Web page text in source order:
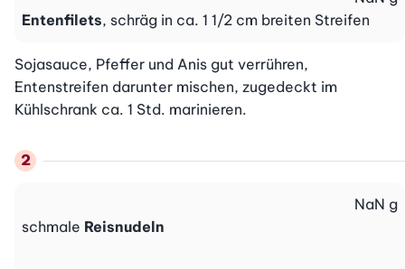
Entenfilets, schräg in ca. 1 1/2 cm breiten Streifen
Sojasauce, Pfeffer und Anis gut verrühren,
Entenstreifen darunter mischen, zugedeckt im
Kühlschrank ca. 1 Std. marinieren.
schmale Reisnudeln
NaN g